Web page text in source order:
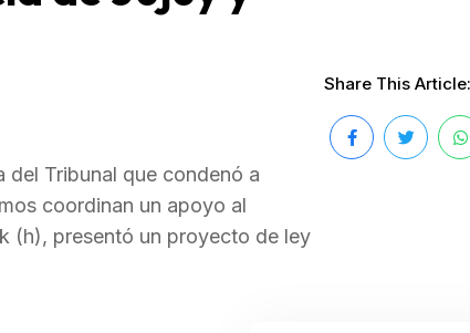
del Tribunal que condenó a
coordinan un apoyo al
(h), presentó un proyecto de ley
Share This Article: